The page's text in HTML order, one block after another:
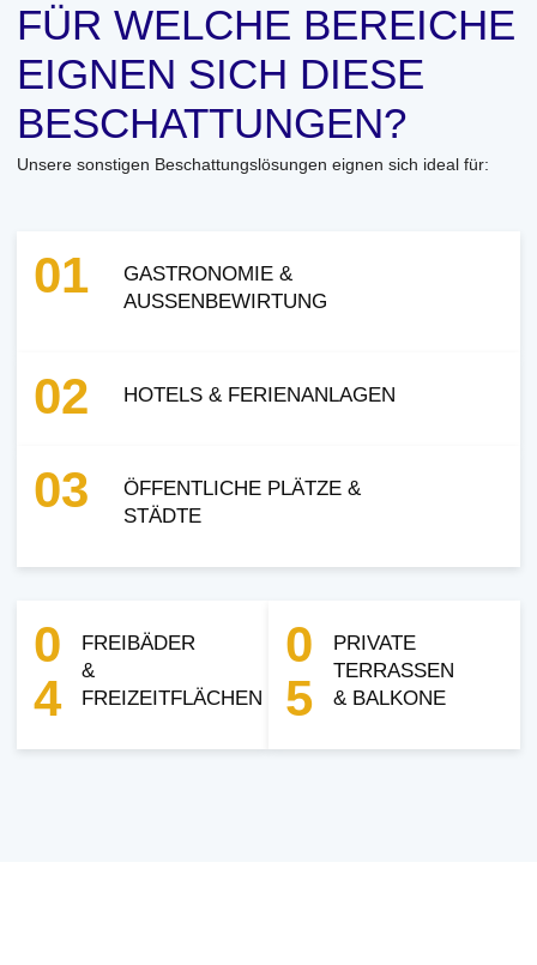
FÜR WELCHE BEREICHE
EIGNEN SICH DIESE
BESCHATTUNGEN?
Unsere sonstigen Beschattungslösungen eignen sich ideal für:
01
GASTRONOMIE &
AUSSENBEWIRTUNG
02 HOTELS & FERIENANLAGEN
03
ÖFFENTLICHE PLÄTZE &
STÄDTE
0
4
FREIBÄDER
&
FREIZEITFLÄCHEN
0
5
PRIVATE
TERRASSEN
& BALKONE